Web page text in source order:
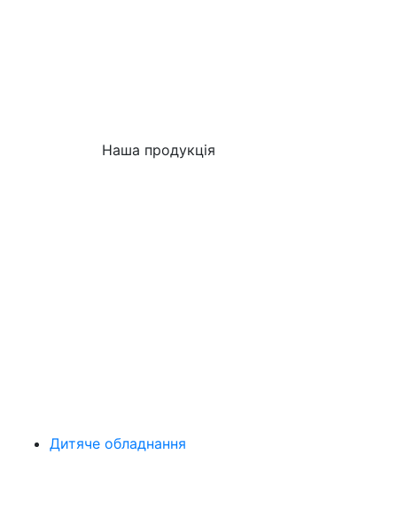
Наша продукція
Дитяче обладнання